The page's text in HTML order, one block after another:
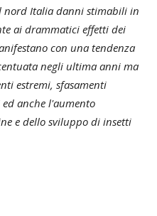
nord Italia danni stimabili in
ai drammatici effetti dei
con una tendenza
negli ultima anni ma
estremi, sfasamenti
anche l'aumento
e dello sviluppo di insetti